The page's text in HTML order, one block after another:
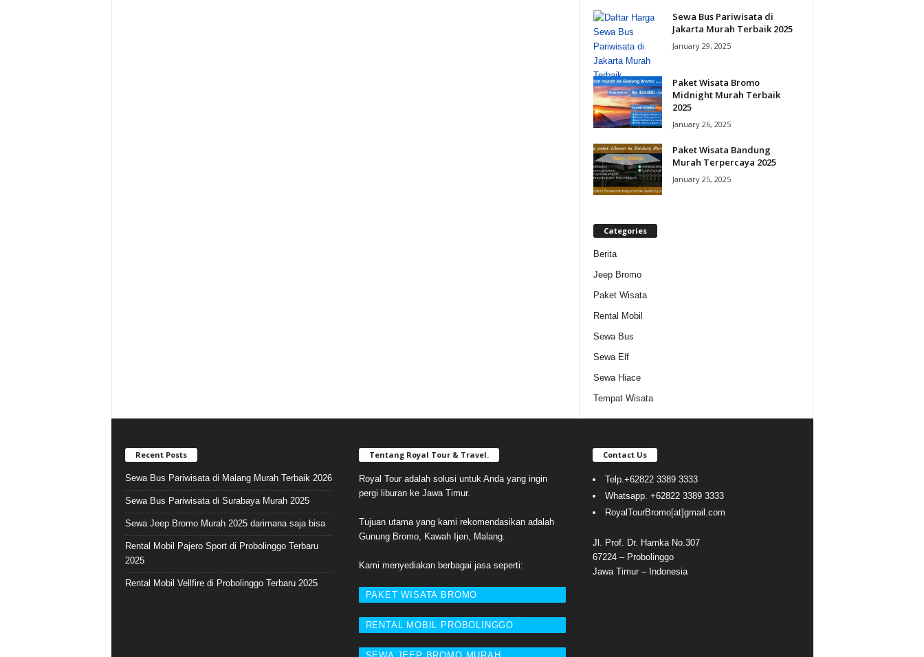
Sewa Bus Pariwisata di
Jakarta Murah Terbaik 2025
January 29, 2025
Paket Wisata Bromo
Midnight Murah Terbaik
2025
January 26, 2025
Paket Wisata Bandung
Murah Terpercaya 2025
January 25, 2025
Categories
Berita
Jeep Bromo
Paket Wisata
Rental Mobil
Sewa Bus
Sewa Elf
Sewa Hiace
Tempat Wisata
Recent Posts
Sewa Bus Pariwisata di Malang Murah Terbaik 2026
Sewa Bus Pariwisata di Surabaya Murah 2025
Sewa Jeep Bromo Murah 2025 darimana saja bisa
Rental Mobil Pajero Sport di Probolinggo Terbaru
2025
Rental Mobil Vellfire di Probolinggo Terbaru 2025
Tentang Royal Tour & Travel.
Royal Tour adalah solusi untuk Anda yang ingin
pergi liburan ke Jawa Timur.
Tujuan utama yang kami rekomendasikan adalah
Gunung Bromo, Kawah Ijen, Malang.
Kami menyediakan berbagai jasa seperti:
PAKET WISATA BROMO
RENTAL MOBIL PROBOLINGGO
Contact Us
Telp. +62822 3389 3333
Whatsapp. +62822 3389 3333
RoyalTourBromo[at]gmail.com
Jl. Prof. Dr. Hamka No.307
67224 – Probolinggo
Jawa Timur – Indonesia